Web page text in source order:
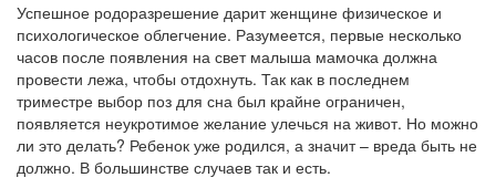
Успешное родоразрешение дарит женщине физическое и
психологическое облегчение. Разумеется, первые несколько
часов после появления на свет малыша мамочка должна
провести лежа, чтобы отдохнуть. Так как в последнем
триместре выбор поз для сна был крайне ограничен,
появляется неукротимое желание улечься на живот. Но можно
ли это делать? Ребенок уже родился, а значит – вреда быть не
должно. В большинстве случаев так и есть.